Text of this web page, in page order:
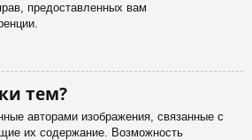
предоставленных вам
тем?
авторами изображения, связанные с
их содержание. Возможность